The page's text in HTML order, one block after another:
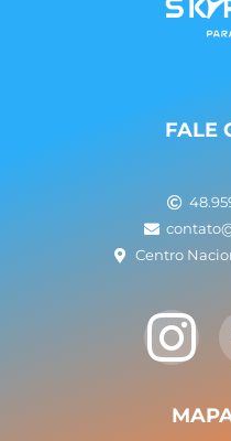
FALE
Centro
I
n
s